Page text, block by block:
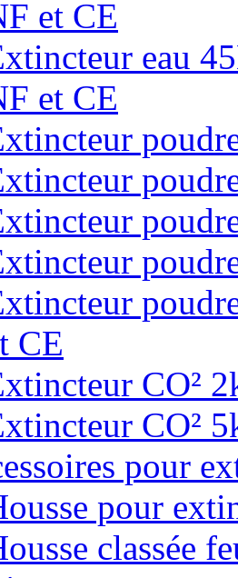
et CE
eau
et CE
CE
CO²
CO²
pour
pour
classée